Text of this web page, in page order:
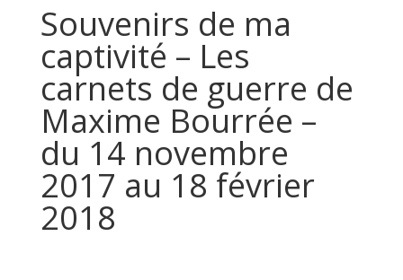
Souvenirs de ma
captivité – Les
carnets de guerre de
Maxime Bourrée –
du 14 novembre
2017 au 18 février
2018